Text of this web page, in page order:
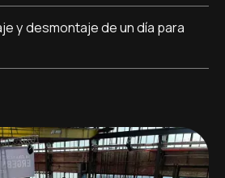
y desmontaje de un día para